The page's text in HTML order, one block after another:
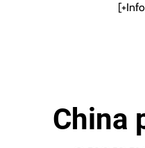
China